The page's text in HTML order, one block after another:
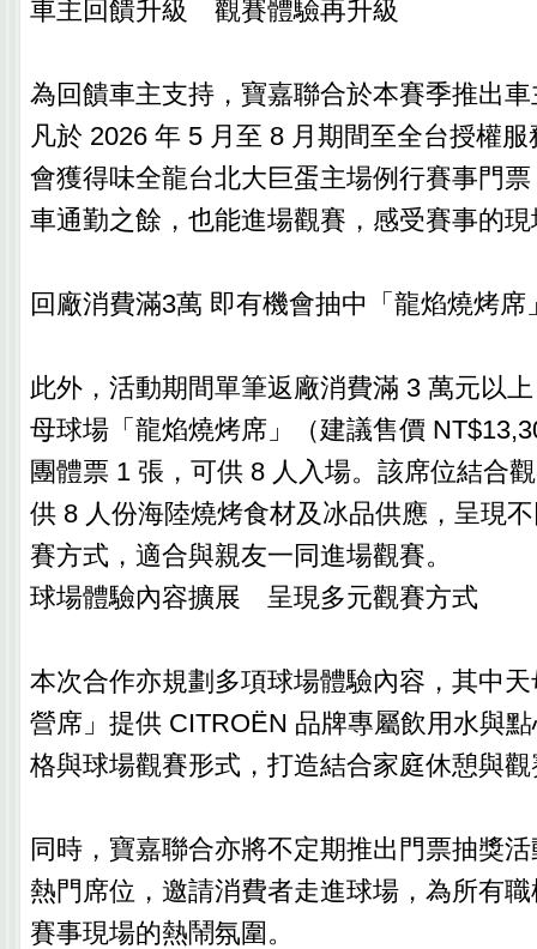
車主回饋升級 觀賽體驗再升級
為回饋車主支持，寶嘉聯合於本賽季推出
凡於 2026 年 5 月至 8 月期間至全台授權
會獲得味全龍台北大巨蛋主場例行賽事門
車通勤之餘，也能進場觀賽，感受賽事的
回廠消費滿3萬 即有機會抽中「龍焰燒烤席
此外，活動期間單筆返廠消費滿 3 萬元以
母球場「龍焰燒烤席」（建議售價
團體票 1 張，可供 8 人入場。該席位結合
供 8 人份海陸燒烤食材及冰品供應，呈現
賽方式，適合與親友一同進場觀賽。
球場體驗內容擴展 呈現多元觀賽方式
本次合作亦規劃多項球場體驗內容，其中
營席」提供 CITROËN 品牌專屬飲用水與
格與球場觀賽形式，打造結合家庭休憩與
同時，寶嘉聯合亦將不定期推出門票抽獎
熱門席位，邀請消費者走進球場，為所有
賽事現場的熱鬧氛圍。